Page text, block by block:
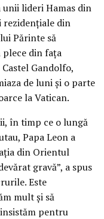
lideri Hamas din
rezidențiale din
Părinte să
plece din fața
Gandolfo,
de luni și o parte
la Vatican.
în timp ce o lungă
Papa Leon a
din Orientul
gravă”, a spus
Este
mult și să
pentru